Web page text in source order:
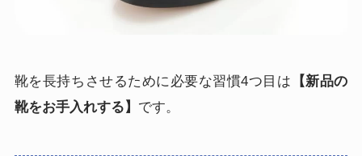
靴を長持ちさせるために必要な習慣4つ目は 【新品の
靴をお手入れする】 です。